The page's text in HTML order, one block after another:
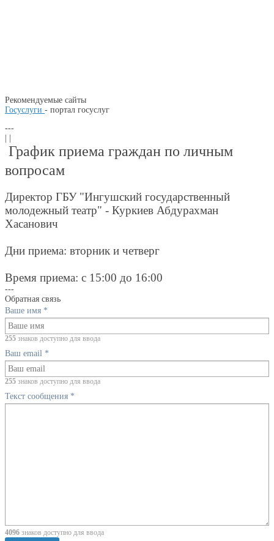
Рекомендуемые сайты
Госуслуги - портал госуслуг
---
График приема граждан по личным
вопросам
Директор ГБУ "Ингушский государственный
молодежный театр" - Куркиев Абдурахман
Хасанович
Дни приема: вторник и четверг
Время приема: с 15:00 до 16:00
---
Обратная связь
Ваше имя *
255 знаков доступно для ввода
Ваш email *
255 знаков доступно для ввода
Текст сообщения *
4096 знаков доступно для ввода